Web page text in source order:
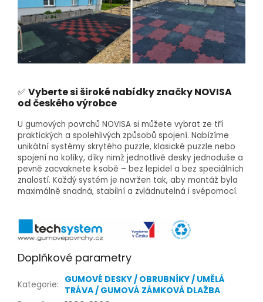
✅ Vyberte si široké nabídky značky NOVISA
od českého výrobce
U gumových povrchů NOVISA si můžete vybrat ze tří
praktických a spolehlivých způsobů spojení. Nabízíme
unikátní systémy skrytého puzzle, klasické puzzle nebo
spojení na kolíky, díky nimž jednotlivé desky jednoduše a
pevně zacvaknete k sobě – bez lepidel a bez speciálních
znalostí. Každý systém je navržen tak, aby montáž byla
maximálně snadná, stabilní a zvládnutelná i svépomocí.
Doplňkové parametry
Kategorie: GUMOVÉ DESKY / OBRUBNÍKY / UMĚLÁ
TRÁVA / GUMOVÁ ZÁMKOVÁ DLAŽBA